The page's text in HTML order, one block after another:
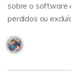
sobre o software
perdidos ou